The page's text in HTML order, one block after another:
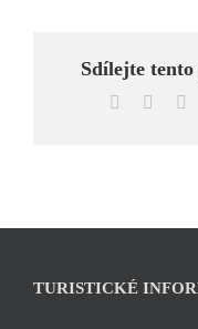
Sdílejte
Facebook
TURISTICKÉ